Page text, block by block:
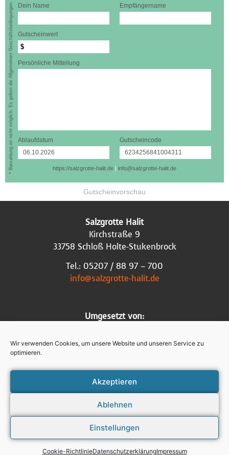
Wir verwenden Cookies, um unsere Website und unseren Service zu
optimieren.
Akzeptieren
Ablehnen
Einstellungen
Cookie-RichtlinieDatenschutzerklärungImpressum
Dein Name Empfängername
Gutscheinwert
$
Persönliche Mitteilung
Ablaufdatum Gutscheincode
https://salzgrotte-halit.de | info@salzgrotte-halit.de
* Barzahlung ist nicht möglich. Es gelten die Allgemeinen Geschäftsbedingungen.
Gutscheinvorschau
Salzgrotte Halit
Kirchstraße 9
33758 Schloß Holte-Stukenbrock
Tel.: 05207 / 88 97 – 700
info@salzgrotte-halit.de
Umgesetzt von:
Impressum
Datenschutz
Cookie-Richtlinie